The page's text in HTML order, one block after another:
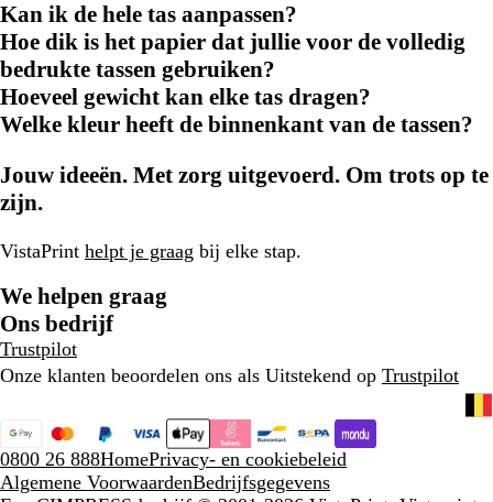
Kan ik de hele tas aanpassen?
Hoe dik is het papier dat jullie voor de volledig
bedrukte tassen gebruiken?
Hoeveel gewicht kan elke tas dragen?
Welke kleur heeft de binnenkant van de tassen?
Jouw ideeën. Met zorg uitgevoerd. Om trots op te
zijn.
VistaPrint helpt je graag bij elke stap.
We helpen graag
Ons bedrijf
Trustpilot
Onze klanten beoordelen ons als Uitstekend op Trustpilot
0800 26 888HomePrivacy- en cookiebeleid
Algemene VoorwaardenBedrijfsgegevens